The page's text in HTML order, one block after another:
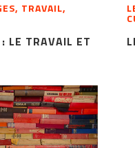
TRAVAIL,
LE TRAVAIL ET